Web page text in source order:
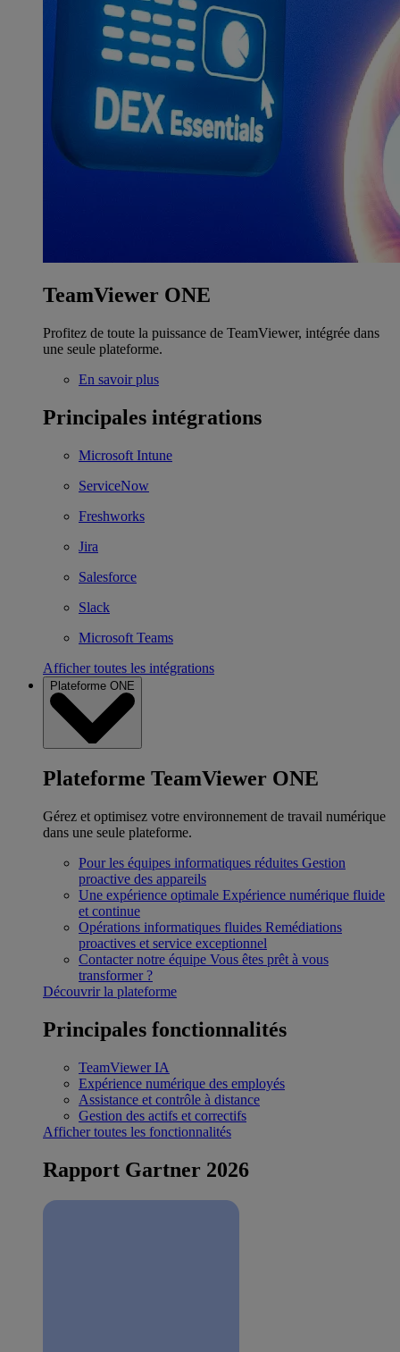
TeamViewer ONE
Profitez de toute la puissance de TeamViewer, intégrée dans
une seule plateforme.
En savoir plus
Principales intégrations
Microsoft Intune
ServiceNow
Freshworks
Jira
Salesforce
Slack
Microsoft Teams
Afficher toutes les intégrations
Plateforme ONE
Plateforme TeamViewer ONE
Gérez et optimisez votre environnement de travail numérique
dans une seule plateforme.
Pour les équipes informatiques réduites Gestion
proactive des appareils
Une expérience optimale Expérience numérique fluide
et continue
Opérations informatiques fluides Remédiations
proactives et service exceptionnel
Contacter notre équipe Vous êtes prêt à vous
transformer ?
Découvrir la plateforme
Principales fonctionnalités
TeamViewer IA
Expérience numérique des employés
Assistance et contrôle à distance
Gestion des actifs et correctifs
Afficher toutes les fonctionnalités
Rapport Gartner 2026